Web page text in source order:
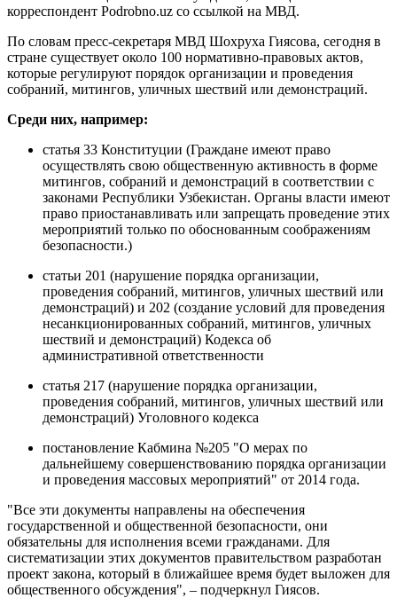
корреспондент Podrobno.uz со ссылкой на МВД.
По словам пресс-секретаря МВД Шохруха Гиясова, сегодня в
стране существует около 100 нормативно-правовых актов,
которые регулируют порядок организации и проведения
собраний, митингов, уличных шествий или демонстраций.
Среди них, например:
статья 33 Конституции (Граждане имеют право
осуществлять свою общественную активность в форме
митингов, собраний и демонстраций в соответствии с
законами Республики Узбекистан. Органы власти имеют
право приостанавливать или запрещать проведение этих
мероприятий только по обоснованным соображениям
безопасности.)
статьи 201 (нарушение порядка организации,
проведения собраний, митингов, уличных шествий или
демонстраций) и 202 (создание условий для проведения
несанкционированных собраний, митингов, уличных
шествий и демонстраций) Кодекса об
административной ответственности
статья 217 (нарушение порядка организации,
проведения собраний, митингов, уличных шествий или
демонстраций) Уголовного кодекса
постановление Кабмина №205 "О мерах по
дальнейшему совершенствованию порядка организации
и проведения массовых мероприятий" от 2014 года.
"Все эти документы направлены на обеспечения
государственной и общественной безопасности, они
обязательны для исполнения всеми гражданами. Для
систематизации этих документов правительством разработан
проект закона, который в ближайшее время будет выложен для
общественного обсуждения", – подчеркнул Гиясов.